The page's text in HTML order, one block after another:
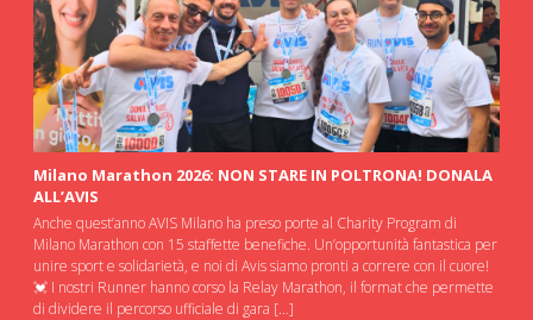
Milano Marathon 2026: NON STARE IN POLTRONA! DONALA
ALL’AVIS
Anche quest’anno AVIS Milano ha preso porte al Charity Program di
Milano Marathon con 15 staffette benefiche. Un’opportunità fantastica per
unire sport e solidarietà, e noi di Avis siamo pronti a correre con il cuore!
💓 I nostri Runner hanno corso la Relay Marathon, il format che permette
di dividere il percorso ufficiale di gara […]